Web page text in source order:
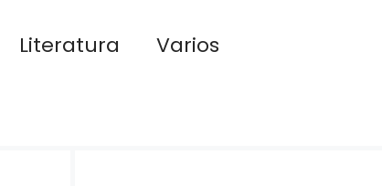
Literatura
Varios